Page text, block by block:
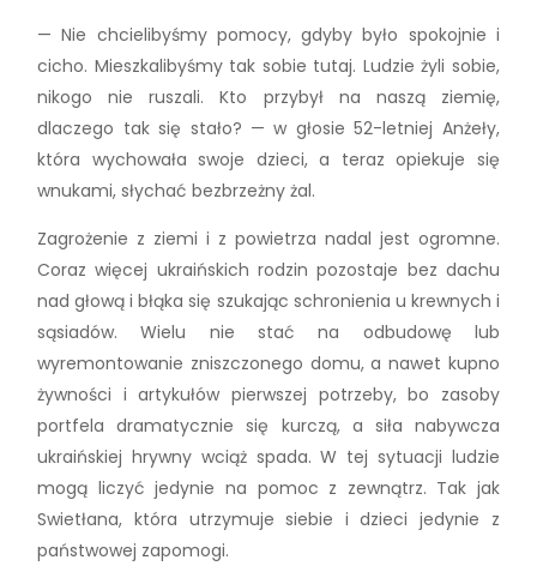
— Nie chcielibyśmy pomocy, gdyby było spokojnie i
cicho. Mieszkalibyśmy tak sobie tutaj. Ludzie żyli sobie,
nikogo nie ruszali. Kto przybył na naszą ziemię,
dlaczego tak się stało? — w głosie 52-letniej Anżeły,
która wychowała swoje dzieci, a teraz opiekuje się
wnukami, słychać bezbrzeżny żal.
Zagrożenie z ziemi i z powietrza nadal jest ogromne.
Coraz więcej ukraińskich rodzin pozostaje bez dachu
nad głową i błąka się szukając schronienia u krewnych i
sąsiadów. Wielu nie stać na odbudowę lub
wyremontowanie zniszczonego domu, a nawet kupno
żywności i artykułów pierwszej potrzeby, bo zasoby
portfela dramatycznie się kurczą, a siła nabywcza
ukraińskiej hrywny wciąż spada. W tej sytuacji ludzie
mogą liczyć jedynie na pomoc z zewnątrz. Tak jak
Swietłana, która utrzymuje siebie i dzieci jedynie z
państwowej zapomogi.